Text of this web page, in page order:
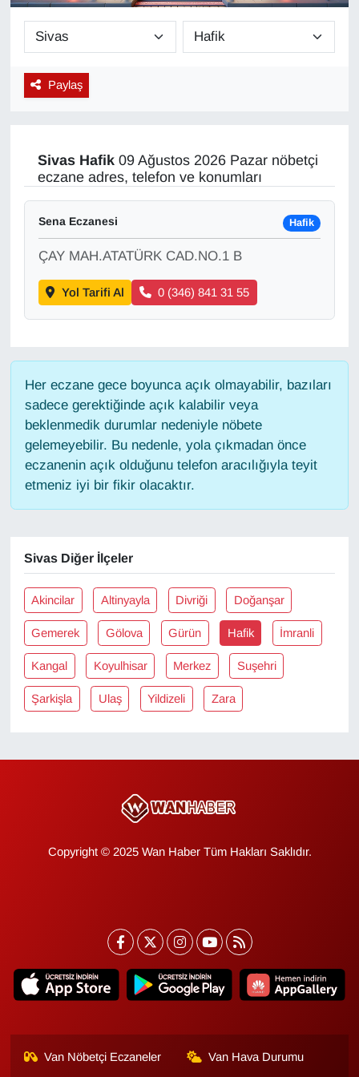
Paylaş
Sivas Hafik09 Ağustos 2026 Pazar nöbetçi
eczane adres, telefon ve konumları
Sena Eczanesi Hafik
ÇAY MAH.ATATÜRK CAD.NO.1 B
Yol Tarifi Al 0 (346) 841 31 55
Her eczane gece boyunca açık olmayabilir, bazıları
sadece gerektiğinde açık kalabilir veya
beklenmedik durumlar nedeniyle nöbete
gelemeyebilir. Bu nedenle, yola çıkmadan önce
eczanenin açık olduğunu telefon aracılığıyla teyit
etmeniz iyi bir fikir olacaktır.
Sivas Diğer İlçeler
Akincilar Altinyayla Divriği Doğanşar
Gemerek Gölova Gürün Hafik İmranli
Kangal Koyulhisar Merkez Suşehri
Şarkişla Ulaş Yildizeli Zara
Copyright © 2025 Wan Haber Tüm Hakları Saklıdır.
Van Nöbetçi Eczaneler Van Hava Durumu
Diğer
DÜNYA
EKONOMİ
Eleman
Gündem
Haber
HABERDE İNSAN
Kadın
Kamu Alımları
Kim Kimdir?
Kültür & Sanat
MAGAZİN
ONE EKONOMİ
Resmi İlanlar
RÖPORTAJ
Seri İlan